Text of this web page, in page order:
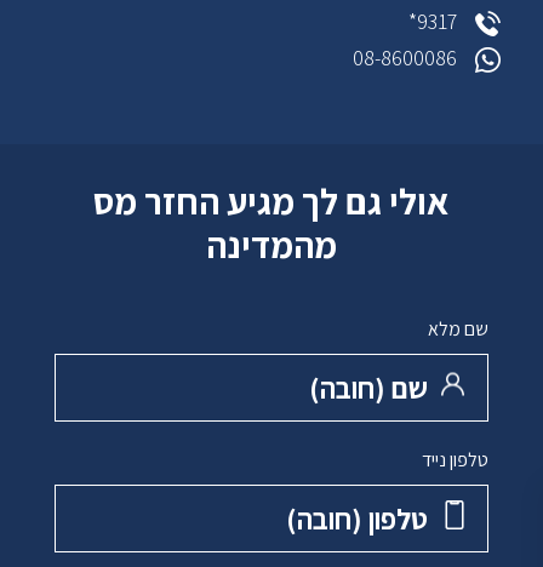
9317*
08-8600086
אולי גם לך מגיע החזר מס
מהמדינה
שם מלא
שם ‏(חובה)
טלפון נייד
טלפון ‏(חובה)